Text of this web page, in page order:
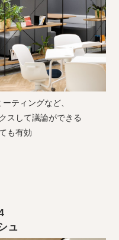
ティングなど、
スして議論ができる
も有効
ュ